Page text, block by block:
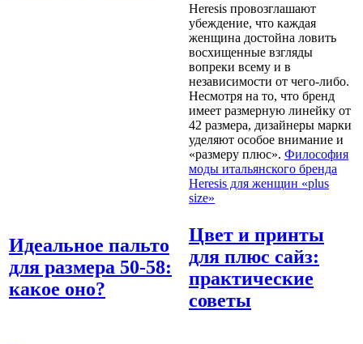
Heresis провозглашают
убеждение, что каждая
женщина достойна ловить
восхищенные взгляды
вопреки всему и в
независимости от чего-либо.
Несмотря на то, что бренд
имеет размерную линейку от
42 размера, дизайнеры марки
уделяют особое внимание и
«размеру плюс». Философия
моды итальянского бренда
Heresis для женщин «plus
size»
Идеальное пальто
для размера 50-58:
какое оно?
Цвет и принты
для плюс сайз:
практические
советы